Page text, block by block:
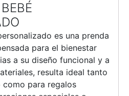
es una prenda
para el bienestar
a su diseño funcional y a
resulta ideal tanto
para regalos